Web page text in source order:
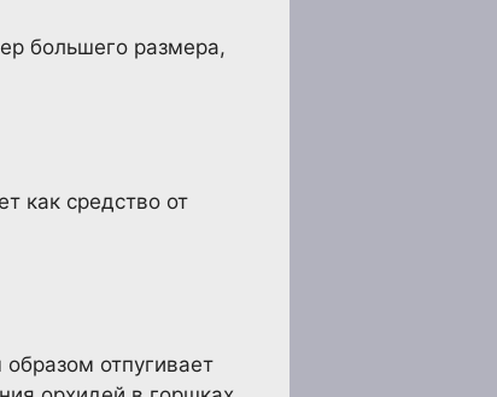
большего размера,
как средство от
отпугивает